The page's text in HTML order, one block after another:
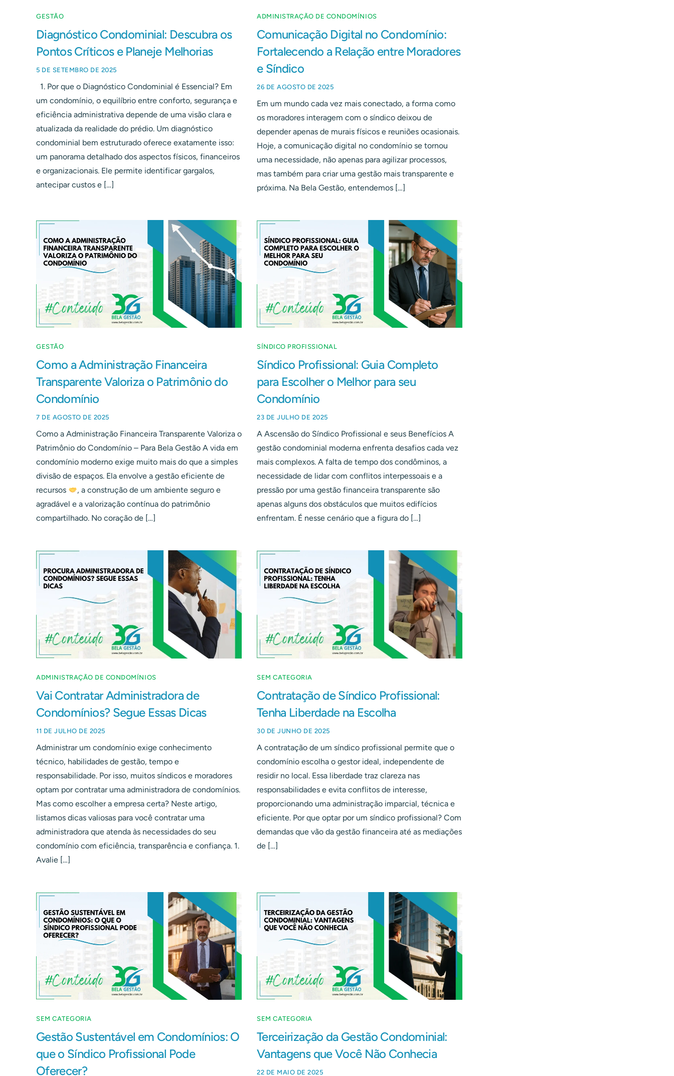
GESTÃO
Diagnóstico Condominial: Descubra os
Pontos Críticos e Planeje Melhorias
5 DE SETEMBRO DE 2025
1. Por que o Diagnóstico Condominial é Essencial? Em
um condomínio, o equilíbrio entre conforto, segurança e
eficiência administrativa depende de uma visão clara e
atualizada da realidade do prédio. Um diagnóstico
condominial bem estruturado oferece exatamente isso:
um panorama detalhado dos aspectos físicos, financeiros
e organizacionais. Ele permite identificar gargalos,
antecipar custos e […]
ADMINISTRAÇÃO DE CONDOMÍNIOS
Comunicação Digital no Condomínio:
Fortalecendo a Relação entre Moradores
e Síndico
26 DE AGOSTO DE 2025
Em um mundo cada vez mais conectado, a forma como
os moradores interagem com o síndico deixou de
depender apenas de murais físicos e reuniões ocasionais.
Hoje, a comunicação digital no condomínio se tornou
uma necessidade, não apenas para agilizar processos,
mas também para criar uma gestão mais transparente e
próxima. Na Bela Gestão, entendemos […]
GESTÃO
Como a Administração Financeira
Transparente Valoriza o Patrimônio do
Condomínio
7 DE AGOSTO DE 2025
Como a Administração Financeira Transparente Valoriza o
Patrimônio do Condomínio – Para Bela Gestão A vida em
condomínio moderno exige muito mais do que a simples
divisão de espaços. Ela envolve a gestão eficiente de
recursos
, a construção de um ambiente seguro e
agradável e a valorização contínua do patrimônio
compartilhado. No coração de […]
SÍNDICO PROFISSIONAL
Síndico Profissional: Guia Completo
para Escolher o Melhor para seu
Condomínio
23 DE JULHO DE 2025
A Ascensão do Síndico Profissional e seus Benefícios A
gestão condominial moderna enfrenta desafios cada vez
mais complexos. A falta de tempo dos condôminos, a
necessidade de lidar com conflitos interpessoais e a
pressão por uma gestão financeira transparente são
apenas alguns dos obstáculos que muitos edifícios
enfrentam. É nesse cenário que a figura do […]
ADMINISTRAÇÃO DE CONDOMÍNIOS
Vai Contratar Administradora de
Condomínios? Segue Essas Dicas
11 DE JULHO DE 2025
Administrar um condomínio exige conhecimento
técnico, habilidades de gestão, tempo e
responsabilidade. Por isso, muitos síndicos e moradores
optam por contratar uma administradora de condomínios.
Mas como escolher a empresa certa? Neste artigo,
listamos dicas valiosas para você contratar uma
administradora que atenda às necessidades do seu
condomínio com eficiência, transparência e confiança. 1.
Avalie […]
SEM CATEGORIA
Contratação de Síndico Profissional:
Tenha Liberdade na Escolha
30 DE JUNHO DE 2025
A contratação de um síndico profissional permite que o
condomínio escolha o gestor ideal, independente de
residir no local. Essa liberdade traz clareza nas
responsabilidades e evita conflitos de interesse,
proporcionando uma administração imparcial, técnica e
eficiente. Por que optar por um síndico profissional? Com
demandas que vão da gestão financeira até as mediações
de […]
SEM CATEGORIA
Gestão Sustentável em Condomínios: O
que o Síndico Profissional Pode
Oferecer?
SEM CATEGORIA
Terceirização da Gestão Condominial:
Vantagens que Você Não Conhecia
22 DE MAIO DE 2025